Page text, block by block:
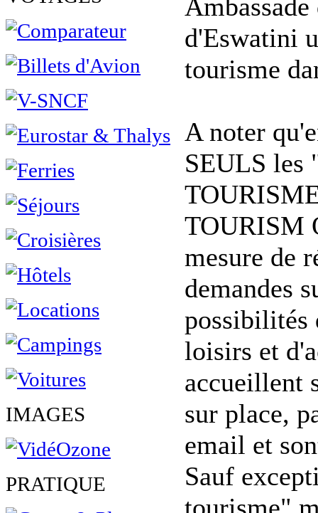
IMAGES
PRATIQUE
d'Eswatini
tourisme
A noter
SEULS les
TOURISM
mesure de
demandes
possibilités
loisirs et
accueillent
sur place,
email et
Sauf